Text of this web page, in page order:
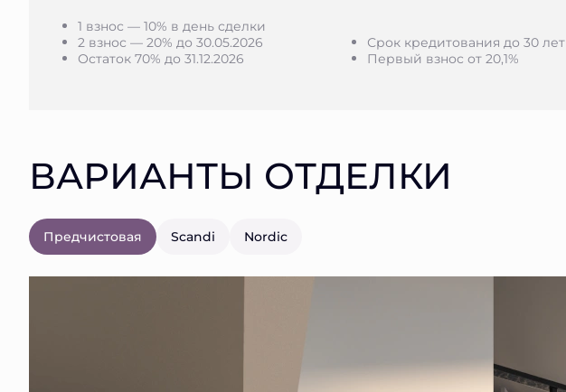
1 взнос — 10% в день сделки
2 взнос — 20% до 30.05.2026
Остаток 70% до 31.12.2026
Срок кредитования до 30 лет
Первый взнос от 20,1%
ВАРИАНТЫ ОТДЕЛКИ
Предчистовая Scandi Nordic